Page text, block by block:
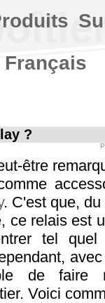
?
être
. C'est que,
ce relais est
tel quel
de
Voici
Français